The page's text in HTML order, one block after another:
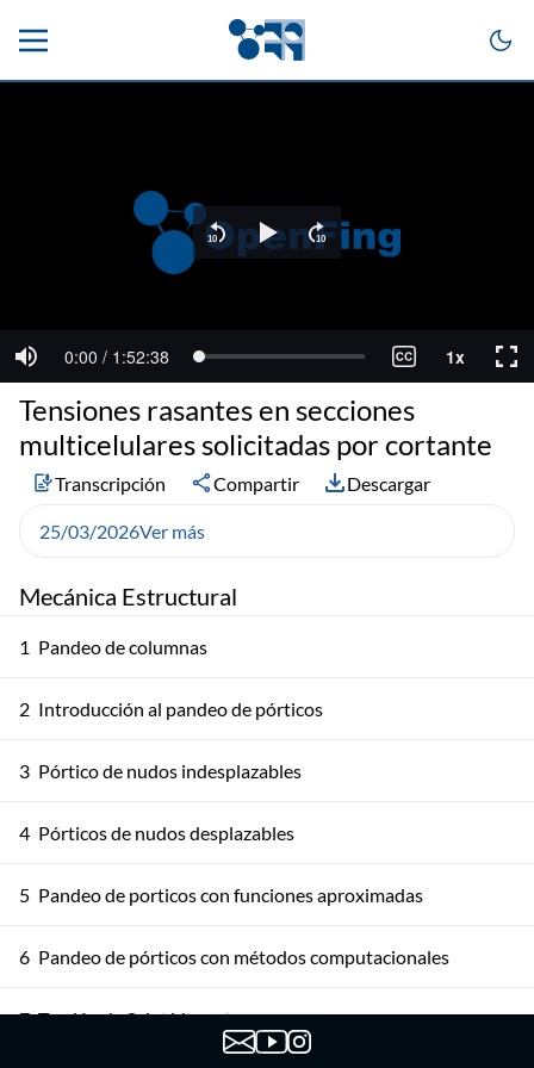
Mecánica Estructural
1 Pandeo de columnas
2 Introducción al pandeo de pórticos
3 Pórtico de nudos indesplazables
4 Pórticos de nudos desplazables
5 Pandeo de porticos con funciones aproximadas
6 Pandeo de pórticos con métodos computacionales
7 Torsión de Saint Venant
Tensiones rasantes en secciones
multicelulares solicitadas por cortante
Transcripción Compartir Descargar
25/03/2026Ver más